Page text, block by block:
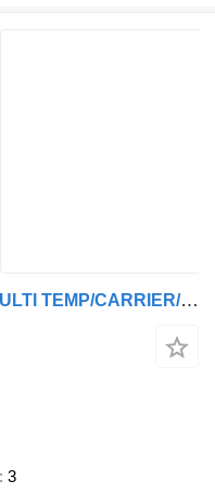
Schmitz Cargobull SCB*S3B/MULTI TEMP/CARRIER/Vector1550/LBW/4239h/
3